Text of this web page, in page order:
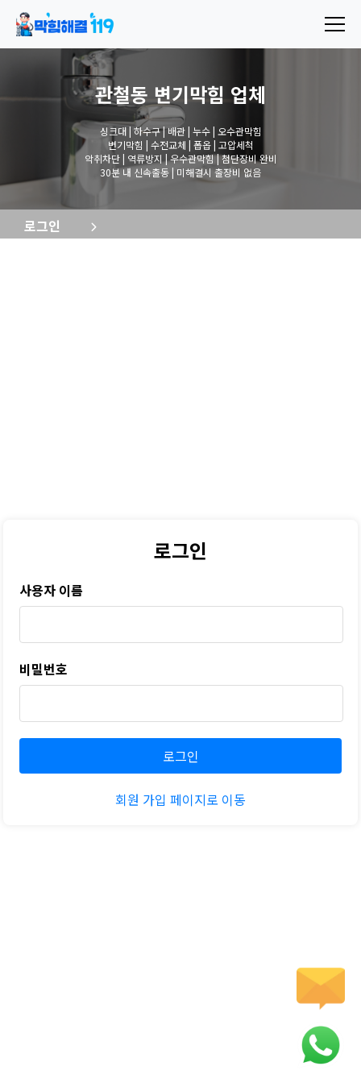
관철동 변기막힘 업체
싱크대 | 하수구 | 배관 | 누수 | 오수관막힘
변기막힘 | 수전교체 | 폽옵 | 고압세척
악취차단 | 역류방지 | 우수관막힘 | 첨단장비 완비
30분 내 신속출동 | 미해결시 출장비 없음
로그인
로그인
사용자 이름
비밀번호
회원 가입 페이지로 이동